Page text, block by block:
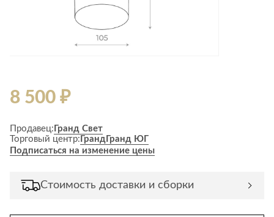
8 500 ₽
Продавец: Гранд Свет
Торговый центр: Гранд Гранд ЮГ
Подписаться на изменение цены
Стоимость доставки и сборки